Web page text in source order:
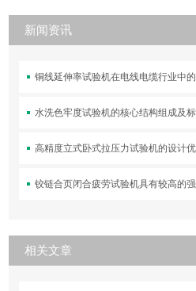
新闻资讯
铜线延伸率试验机在电线电缆行业中
水洗色牢度试验机的核心结构组成及
高精度立式卧式拉压力试验机的设计
铰链合页闭合疲劳试验机具有较高的
相关文章